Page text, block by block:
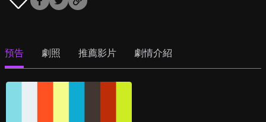
預告 劇照 推薦影片 劇情介紹